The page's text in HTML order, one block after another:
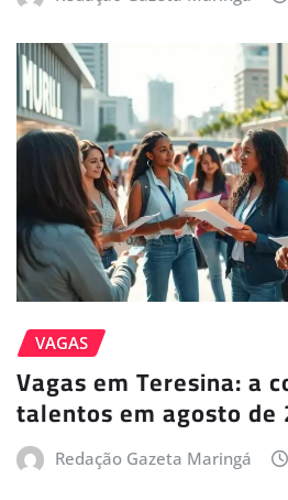
VAGAS
Vagas em Teresina: a
talentos em agosto de
Redação Gazeta Maringá